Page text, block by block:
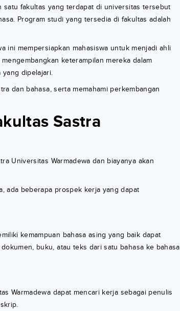
satu fakultas yang terdapat di universitas tersebut
Program studi yang tersedia di fakultas adalah
ini mempersiapkan mahasiswa untuk menjadi ahli
keterampilan mereka dalam
yang dipelajari.
dan bahasa, serta memahami perkembangan
Sastra
Universitas Warmadewa dan biayanya akan
ada beberapa prospek kerja yang dapat
kemampuan bahasa asing yang baik dapat
buku, atau teks dari satu bahasa ke bahasa
Warmadewa dapat mencari kerja sebagai penulis